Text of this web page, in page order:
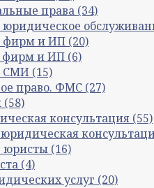
права (34)
юридическое
фирм и ИП (20)
фирм и ИП (6)
СМИ (15)
право. ФМС (27)
(58)
консультация (55)
юристы (16)
(4)
услуг (20)